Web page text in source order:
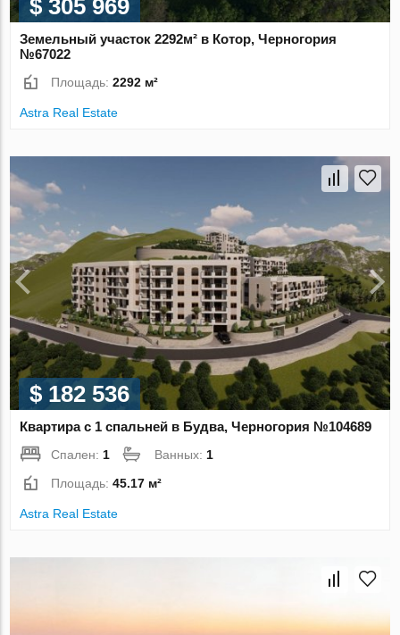
$ 305 969
Земельный участок 2292м² в Котор, Черногория
№67022
Площадь:2292 м²
Astra Real Estate
$ 182 536
Квартира с 1 спальней в Будва, Черногория №104689
Спален: 1 Ванных: 1
Площадь:45.17 м²
Astra Real Estate